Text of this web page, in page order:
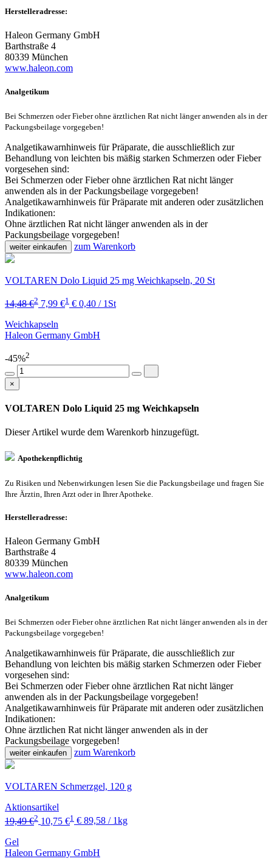
Herstelleradresse:
Haleon Germany GmbH
Barthstraße 4
80339 München
www.haleon.com
Analgetikum
Bei Schmerzen oder Fieber ohne ärztlichen Rat nicht länger anwenden als in der
Packungsbeilage vorgegeben!
Analgetikawarnhinweis für Präparate, die ausschließlich zur
Behandlung von leichten bis mäßig starken Schmerzen oder Fieber
vorgesehen sind:
Bei Schmerzen oder Fieber ohne ärztlichen Rat nicht länger
anwenden als in der Packungsbeilage vorgegeben!
Analgetikawarnhinweis für Präparate mit anderen oder zusätzlichen
Indikationen:
Ohne ärztlichen Rat nicht länger anwenden als in der
Packungsbeilage vorgegeben!
weiter einkaufen zum Warenkorb
VOLTAREN Dolo Liquid 25 mg Weichkapseln, 20 St
14,48 €2 7,99 €1 € 0,40 / 1St
Weichkapseln
Haleon Germany GmbH
-45%2
×
VOLTAREN Dolo Liquid 25 mg Weichkapseln
Dieser Artikel wurde dem Warenkorb hinzugefügt.
Apothekenpflichtig
Zu Risiken und Nebenwirkungen lesen Sie die Packungsbeilage und fragen Sie
Ihre Ärztin, Ihren Arzt oder in Ihrer Apotheke.
Herstelleradresse:
Haleon Germany GmbH
Barthstraße 4
80339 München
www.haleon.com
Analgetikum
Bei Schmerzen oder Fieber ohne ärztlichen Rat nicht länger anwenden als in der
Packungsbeilage vorgegeben!
Analgetikawarnhinweis für Präparate, die ausschließlich zur
Behandlung von leichten bis mäßig starken Schmerzen oder Fieber
vorgesehen sind:
Bei Schmerzen oder Fieber ohne ärztlichen Rat nicht länger
anwenden als in der Packungsbeilage vorgegeben!
Analgetikawarnhinweis für Präparate mit anderen oder zusätzlichen
Indikationen:
Ohne ärztlichen Rat nicht länger anwenden als in der
Packungsbeilage vorgegeben!
weiter einkaufen zum Warenkorb
VOLTAREN Schmerzgel, 120 g
Aktionsartikel
19,49 €2 10,75 €1 € 89,58 / 1kg
Gel
Haleon Germany GmbH